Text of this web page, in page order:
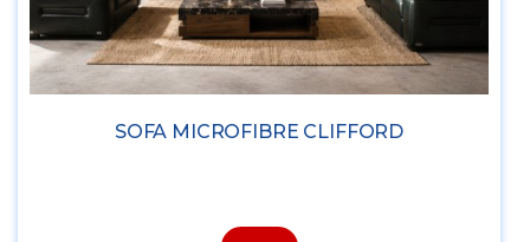
SOFA MICROFIBRE CLIFFORD